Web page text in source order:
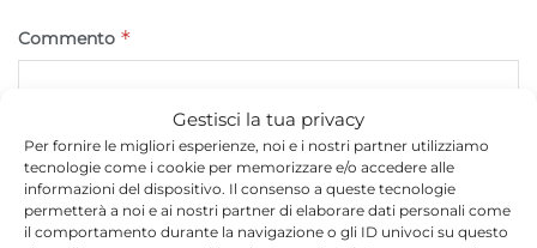
Gestisci la tua privacy
Per fornire le migliori esperienze, noi e i nostri partner utilizziamo
tecnologie come i cookie per memorizzare e/o accedere alle
informazioni del dispositivo. Il consenso a queste tecnologie
permetterà a noi e ai nostri partner di elaborare dati personali come
il comportamento durante la navigazione o gli ID univoci su questo
Commento *